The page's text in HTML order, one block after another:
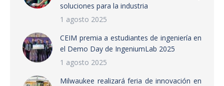
soluciones para la industria
1 agosto 2025
CEIM premia a estudiantes de ingeniería en
el Demo Day de IngeniumLab 2025
1 agosto 2025
Milwaukee realizará feria de innovación en